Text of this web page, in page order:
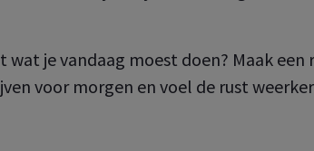
de online services voor uw onderneming,
het nu
wat je vandaag moest doen? Maak een
voor morgen en voel de rust